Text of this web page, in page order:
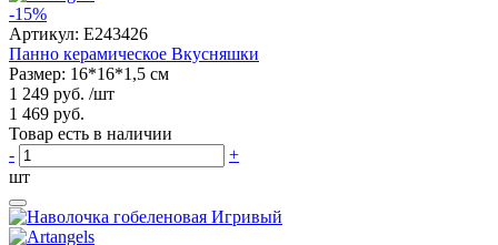
-15%
Артикул: E243426
Панно керамическое Вкусняшки
Размер: 16*16*1,5 см
1 249 руб. /шт
1 469 руб.
Товар есть в наличии
-
+
шт